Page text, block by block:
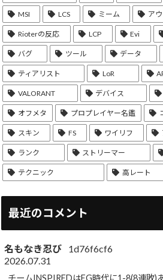
MSI LCS ミーム ア
Rioterの反応 LCP Evi
バグ ツール データ
ティアリスト LoR
VALORANT デバイス
オフメタ プロプレイヤー名鑑
スキン FS ワイリフ
ランク ストリーマー
テクニック 高レート
最近のコメント
名もなき忍び
1d76f6cf6
2026.07.31
チームINSPIREDはEG時代に1-8(8連敗)